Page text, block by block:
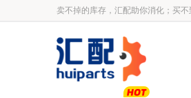
卖不掉的库存，汇配助你消化；买不